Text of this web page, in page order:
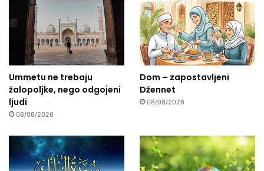
Ummetu ne trebaju
žalopoljke, nego odgojeni
ljudi
08/08/2026
Dom – zapostavljeni
Džennet
08/08/2026